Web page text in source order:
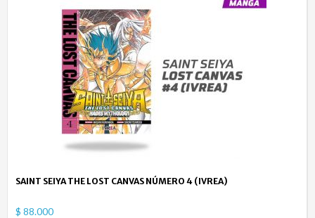
SAINT SEIYA THE LOST CANVAS NÚMERO 4 (IVREA)
$ 88.000